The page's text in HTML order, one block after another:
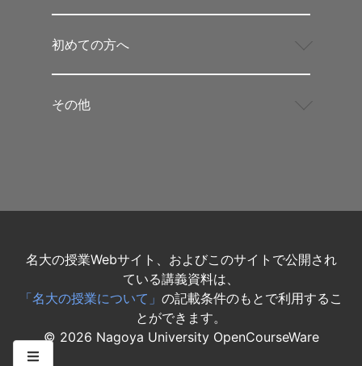
初めての方へ
その他
名大の授業Webサイト、およびこのサイトで公開され
ている講義資料は、
「名大の授業について」 の記載条件のもとで利用するこ
とができます。
© 2026 Nagoya University OpenCourseWare